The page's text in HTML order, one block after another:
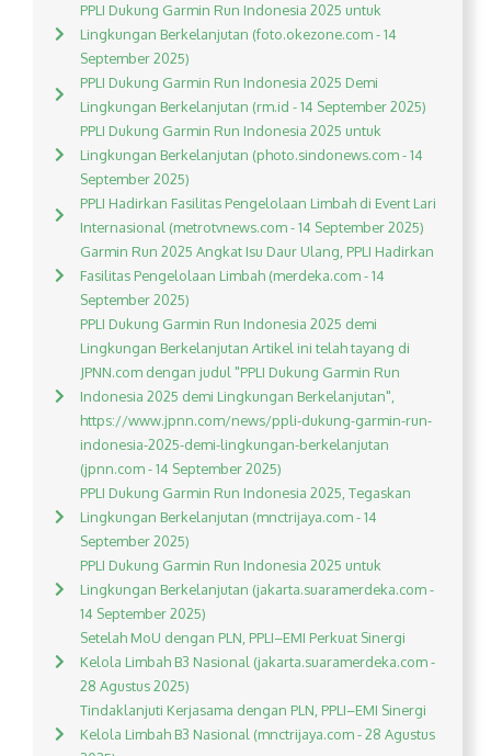
PPLI Dukung Garmin Run Indonesia 2025 untuk
Lingkungan Berkelanjutan (foto.okezone.com - 14
September 2025)
PPLI Dukung Garmin Run Indonesia 2025 Demi
Lingkungan Berkelanjutan (rm.id - 14 September 2025)
PPLI Dukung Garmin Run Indonesia 2025 untuk
Lingkungan Berkelanjutan (photo.sindonews.com - 14
September 2025)
PPLI Hadirkan Fasilitas Pengelolaan Limbah di Event Lari
Internasional (metrotvnews.com - 14 September 2025)
Garmin Run 2025 Angkat Isu Daur Ulang, PPLI Hadirkan
Fasilitas Pengelolaan Limbah (merdeka.com - 14
September 2025)
PPLI Dukung Garmin Run Indonesia 2025 demi
Lingkungan Berkelanjutan Artikel ini telah tayang di
JPNN.com dengan judul "PPLI Dukung Garmin Run
Indonesia 2025 demi Lingkungan Berkelanjutan",
https://www.jpnn.com/news/ppli-dukung-garmin-run-
indonesia-2025-demi-lingkungan-berkelanjutan
(jpnn.com - 14 September 2025)
PPLI Dukung Garmin Run Indonesia 2025, Tegaskan
Lingkungan Berkelanjutan (mnctrijaya.com - 14
September 2025)
PPLI Dukung Garmin Run Indonesia 2025 untuk
Lingkungan Berkelanjutan (jakarta.suaramerdeka.com -
14 September 2025)
Setelah MoU dengan PLN, PPLI–EMI Perkuat Sinergi
Kelola Limbah B3 Nasional (jakarta.suaramerdeka.com -
28 Agustus 2025)
Tindaklanjuti Kerjasama dengan PLN, PPLI–EMI Sinergi
Kelola Limbah B3 Nasional (mnctrijaya.com - 28 Agustus